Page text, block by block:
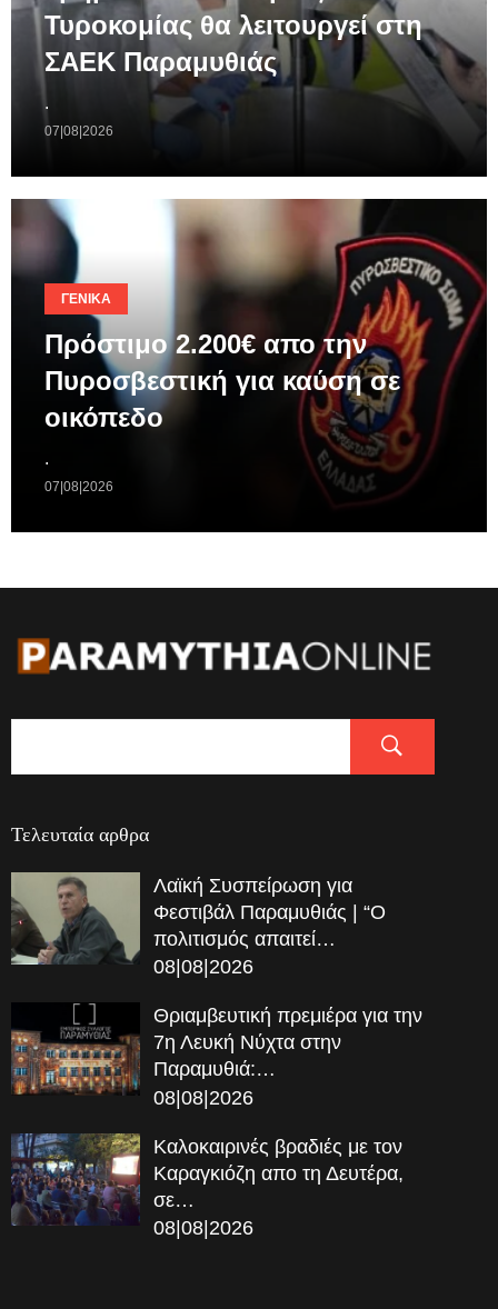
Τυροκομίας θα λειτουργεί στη
ΣΑΕΚ Παραμυθιάς
.
07|08|2026
ΓΕΝΙΚΆ
Πρόστιμο 2.200€ απο την
Πυροσβεστική για καύση σε
οικόπεδο
.
07|08|2026
Τελευταία αρθρα
Λαϊκή Συσπείρωση για
Φεστιβάλ Παραμυθιάς | “Ο
πολιτισμός απαιτεί…
08|08|2026
Θριαμβευτική πρεμιέρα για την
7η Λευκή Νύχτα στην
Παραμυθιά:…
08|08|2026
Καλοκαιρινές βραδιές με τον
Καραγκιόζη απο τη Δευτέρα,
σε…
08|08|2026